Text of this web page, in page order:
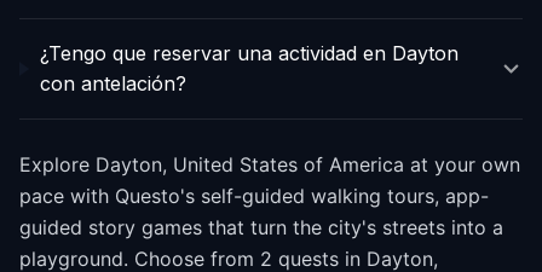
¿Tengo que reservar una actividad en Dayton
con antelación?
Explore Dayton, United States of America at your own
pace with Questo's self-guided walking tours, app-
guided story games that turn the city's streets into a
playground. Choose from 2 quests in Dayton,